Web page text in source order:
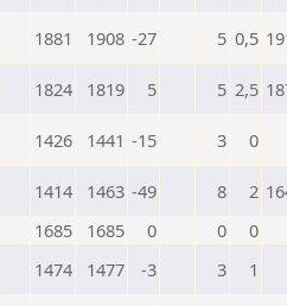
1881 1908 -27 5 0,5
1824 1819 5 5 2,5
1426 1441 -15 3 0
1414 1463 -49 8 2
1685 1685 0 0
0
1474 1477 -3 3 1